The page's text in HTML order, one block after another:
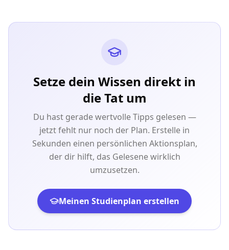
Setze dein Wissen direkt in
die Tat um
Du hast gerade wertvolle Tipps gelesen —
jetzt fehlt nur noch der Plan. Erstelle in
Sekunden einen persönlichen Aktionsplan,
der dir hilft, das Gelesene wirklich
umzusetzen.
Meinen Studienplan erstellen